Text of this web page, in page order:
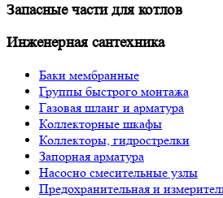
Запасные части для котлов
Инженерная сантехника
Баки мембранные
Группы быстрого монтажа
Газовая шланг и арматура
Коллекторные шкафы
Коллекторы, гидрострелки
Запорная арматура
Насосно смесительные узлы
Предохранительная и